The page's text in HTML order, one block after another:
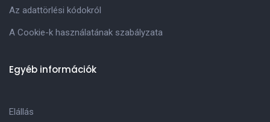
Az adattörlési kódokról
A Cookie-k használatának szabályzata
Egyéb információk
Elállás